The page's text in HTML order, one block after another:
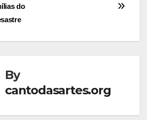
do
By
cantodasartes.org